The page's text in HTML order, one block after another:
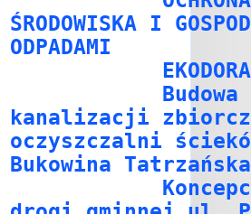
ŚRODOWISKA I
ODPADAMI
kanalizacji
oczyszczalni
Bukowina Tatrzańska